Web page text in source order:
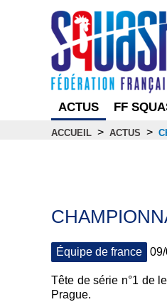
ACTUS FF
ACCUEIL > ACTUS >
Équipe de france
Tête de série n°1 de
Prague.